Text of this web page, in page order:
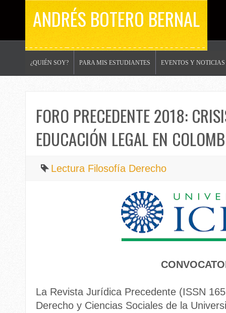
ANDRÉS BOTERO BERNAL
¿QUIÉN SOY? PARA MIS ESTUDIANTES EVENTOS Y NOTICIAS
FORO PRECEDENTE 2018:
EDUCACIÓN LEGAL EN
Lectura Filosofía Derecho
La Revista Jurídica Precedente (ISSN
Derecho y Ciencias Sociales de la